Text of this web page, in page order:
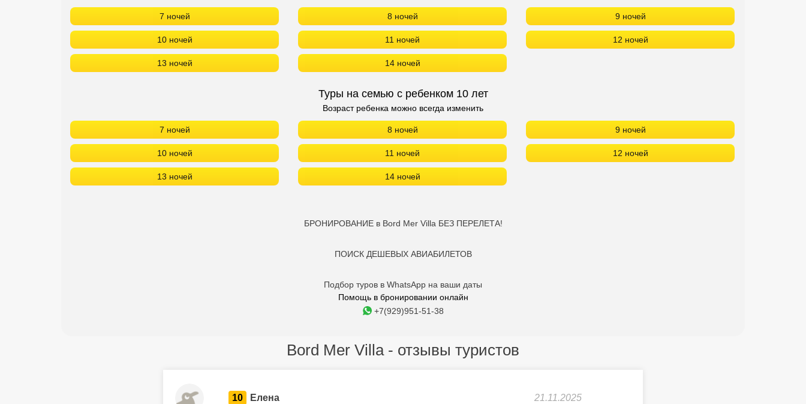
7 ночей 8 ночей 9 ночей
10 ночей 11 ночей 12 ночей
13 ночей 14 ночей
Туры на семью с ребенком 10 лет
Возраст ребенка можно всегда изменить
7 ночей 8 ночей 9 ночей
10 ночей 11 ночей 12 ночей
13 ночей 14 ночей
БРОНИРОВАНИЕ в Bord Mer Villa БЕЗ ПЕРЕЛЕТА!
ПОИСК ДЕШЕВЫХ АВИАБИЛЕТОВ
Подбор туров в WhatsApp на ваши даты
Помощь в бронировании онлайн
+7(929)951-51-38
Bord Mer Villa - отзывы туристов
10 Елена 21.11.2025
Лучшие отели 3* звезды
Недорогие отели 3*
Сетевые отели Шри Ланки